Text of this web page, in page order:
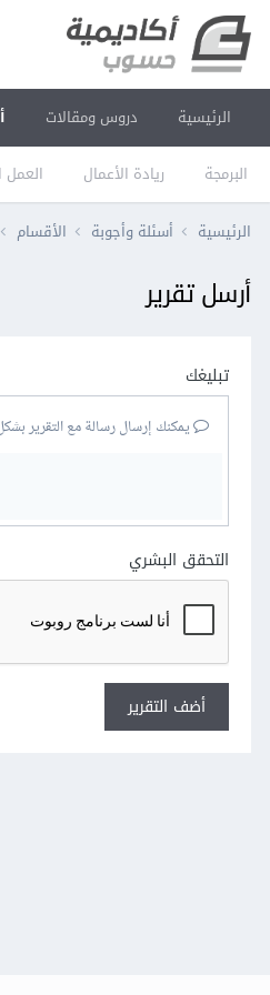
الرئيسية دروس ومقالات
البرمجة ريادة الأعمال العمل
الرئيسية أسئلة وأجوبة الأقسام
أرسل تقرير
تبليغك
يمكنك إرسال رسالة مع التقرير
التحقق البشري
أضف التقرير